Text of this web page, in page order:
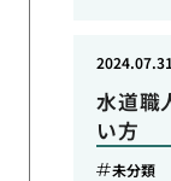
水道職
い方
未分類